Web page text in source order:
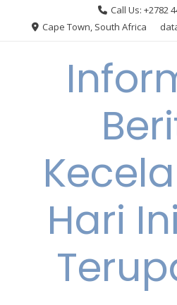
Call Us: +2782
Cape Town, South Africa
Hari